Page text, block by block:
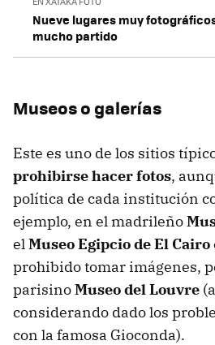
Nueve lugares muy
mucho partido
Museos o galerías
Este es uno de los sitios
prohibirse hacer fotos,
política de cada institución
ejemplo, en el madrileño
el Museo Egipcio de El Cairo
prohibido tomar imágenes,
parisinoMuseo del Louvre
considerando dado los
con la famosa Gioconda).